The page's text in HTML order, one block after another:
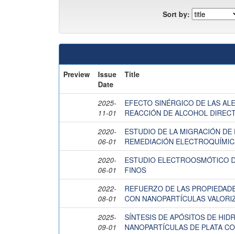
Sort by:
Preview
Issue
Date
Title
2025-
11-01
EFECTO SINÉRGICO DE LAS
REACCIÓN DE ALCOHOL
2020-
06-01
ESTUDIO DE LA MIGRACIÓN
REMEDIACIÓN
2020-
06-01
ESTUDIO ELECTROOSMÓTICO
FINOS
2022-
08-01
REFUERZO DE LAS
CON NANOPARTÍCULAS
2025-
09-01
SÍNTESIS DE APÓSITOS DE
NANOPARTÍCULAS DE PLATA